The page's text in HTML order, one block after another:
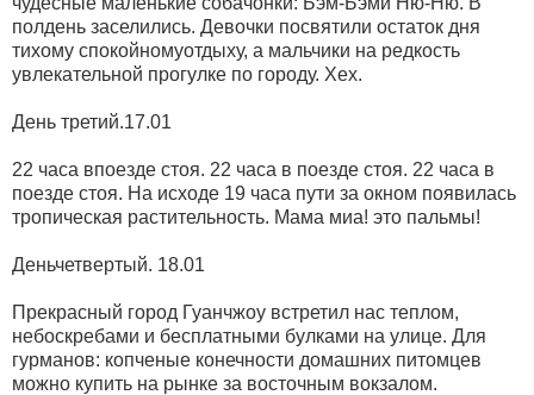
полдень заселились. Девочки посвятили остаток дня
тихому спокойномуотдыху, а мальчики на редкость
увлекательной прогулке по городу. Хех.
День третий.17.01
22 часа впоезде стоя. 22 часа в поезде стоя. 22 часа в
поезде стоя. На исходе 19 часа пути за окном появилась
тропическая растительность. Мама миа! это пальмы!
Деньчетвертый. 18.01
Прекрасный город Гуанчжоу встретил нас теплом,
небоскребами и бесплатными булками на улице. Для
гурманов: копченые конечности домашних питомцев
можно купить на рынке за восточным вокзалом.